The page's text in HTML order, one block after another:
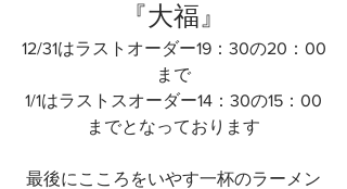
『大福』
12/31はラストオーダー19：30の20：00
まで
1/1はラストスオーダー14：30の15：00
までとなっております
最後にこころをいやす一杯のラーメン